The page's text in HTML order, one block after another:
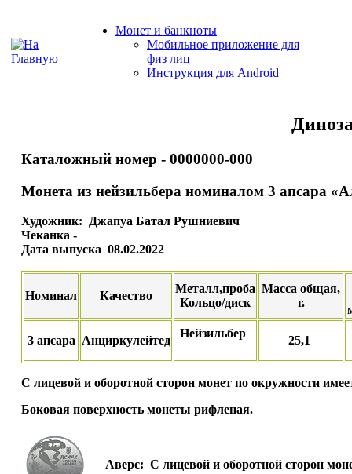
Монет и банкноты
Мобильное приложение для
физ лиц
Инструкция для Android
Каталожный номер - 0000000-000
Монета из нейзильбера номиналом 3 апсара
Художник: Джапуа Батал Рушниевич
Чеканка -
Дата выпуска 08.02.2022
Номинал Качество
Металл,проба
Кольцо/диск
Масса общая,
г.
3 апсара Анциркулейтед
Нейзильбер
25,1
С лицевой и оборотной сторон монет по окружности
Боковая поверхность монеты рифленая.
Аверс: С лицевой и оборотной сторон